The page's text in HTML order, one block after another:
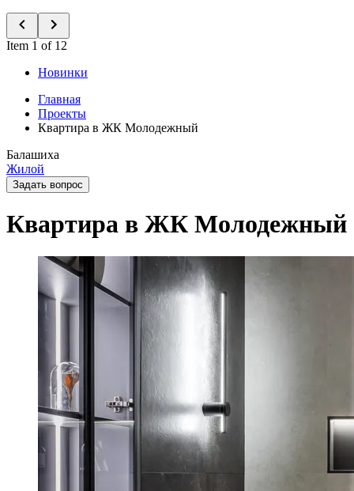
Item 1 of 12
Новинки
Главная
Проекты
Квартира в ЖК Молодежный
Балашиха
Жилой
Задать вопрос
Квартира в ЖК Молодежный